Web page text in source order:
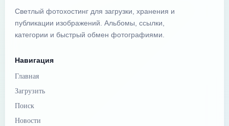
Светлый фотохостинг для загрузки, хранения и
публикации изображений. Альбомы, ссылки,
категории и быстрый обмен фотографиями.
Навигация
Главная
Загрузить
Поиск
Новости